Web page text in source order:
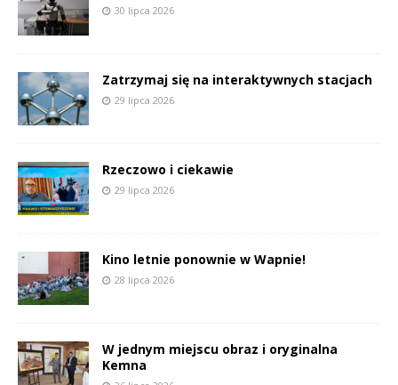
30 lipca 2026
Zatrzymaj się na interaktywnych stacjach
29 lipca 2026
Rzeczowo i ciekawie
29 lipca 2026
Kino letnie ponownie w Wapnie!
28 lipca 2026
W jednym miejscu obraz i oryginalna
Kemna